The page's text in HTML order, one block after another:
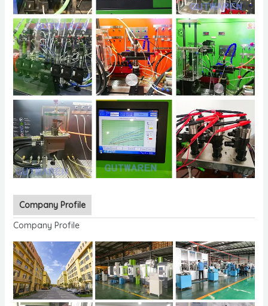
Company Profile
Company Profile